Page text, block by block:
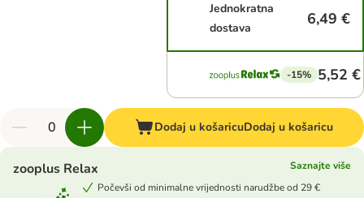
Jednokratna
dostava
6,49 €
-15% 5,52 €
Dodaj u košaricuDodaj u košaricu
zooplus Relax
Saznajte više
Počevši od minimalne vrijednosti narudžbe od 29 €